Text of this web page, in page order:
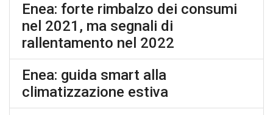
Enea: forte rimbalzo dei consumi
nel 2021, ma segnali di
rallentamento nel 2022
Enea: guida smart alla
climatizzazione estiva